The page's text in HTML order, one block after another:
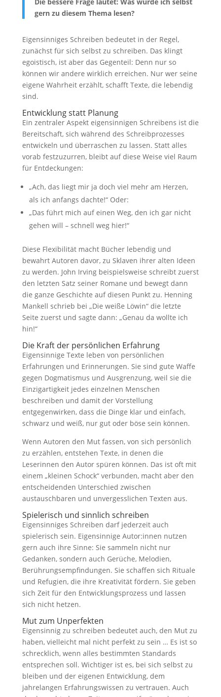
gern zu diesem Thema lesen?
Eigensinniges Schreiben bedeutet in der Regel,
zunächst für sich selbst zu schreiben. Das klingt
egoistisch, ist aber das Gegenteil: Denn nur so
können wir andere wirklich erreichen. Nur wer seine
eigene Wahrheit erzählt, schafft Texte, die lebendig
sind.
Entwicklung statt Planung
Ein zentraler Aspekt eigensinnigen Schreibens ist die
Bereitschaft, sich während des Schreibprozesses
entwickeln und überraschen zu lassen. Statt alles
vorab festzuzurren, bleibt auf diese Weise viel Raum
für Entdeckungen:
„Ach, das liegt mir ja doch viel mehr am Herzen,
als ich anfangs dachte!“ Oder:
„Das führt mich auf einen Weg, den ich gar nicht
gehen will – schnell weg hier!“
Diese Flexibilität macht Bücher lebendig und
bewahrt Autoren davor, zu Sklaven ihrer alten Ideen
zu werden. John Irving beispielsweise schreibt zuerst
den letzten Satz seiner Romane und bewegt dann
die ganze Geschichte auf diesen Punkt zu. Henning
Mankell schrieb bei „Die weiße Löwin“ die letzte
Seite zuerst und sagte dann: „Genau da wollte ich
hin!“
Die Kraft der persönlichen Erfahrung
Eigensinnige Texte leben von persönlichen
Erfahrungen und Erinnerungen. Sie sind gute Waffe
gegen Dogmatismus und Ausgrenzung, weil sie die
Einzigartigkeit jedes einzelnen Menschen
beschreiben und damit der Vorstellung
entgegenwirken, dass die Dinge klar und einfach,
schwarz und weiß, nur gut oder böse sein können.
Wenn Autoren den Mut fassen, von sich persönlich
zu erzählen, entstehen Texte, in denen die
Leserinnen den Autor spüren können. Das ist oft mit
einem „kleinen Schock“ verbunden, macht aber den
entscheidenden Unterschied zwischen
austauschbaren und unvergesslichen Texten aus.
Spielerisch und sinnlich schreiben
Eigensinniges Schreiben darf jederzeit auch
spielerisch sein. Eigensinnige Autor:innen nutzen
gern auch ihre Sinne: Sie sammeln nicht nur
Gedanken, sondern auch Gerüche, Melodien,
Berührungsempfindungen. Sie schaffen sich Rituale
und Refugien, die ihre Kreativität fördern. Sie geben
sich Zeit für den Entwicklungsprozess und lassen
sich nicht hetzen.
Mut zum Unperfekten
Eigensinnig zu schreiben bedeutet auch, den Mut zu
haben, vielleicht mal nicht perfekt zu sein … Es ist so
schrecklich, wenn alles bestimmten Standards
entsprechen soll. Wichtiger ist es, bei sich selbst zu
bleiben und der eigenen Entwicklung, dem
jahrelangen Erfahrungswissen zu vertrauen. Auch